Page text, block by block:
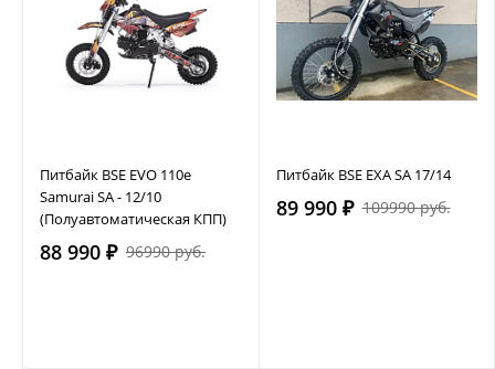
Питбайк BSE EVO 110e
Samurai SA - 12/10
(Полуавтоматическая КПП)
88 990 ₽ 96990 руб.
Питбайк BSE EXA SA 17/14
89 990 ₽ 109990 руб.